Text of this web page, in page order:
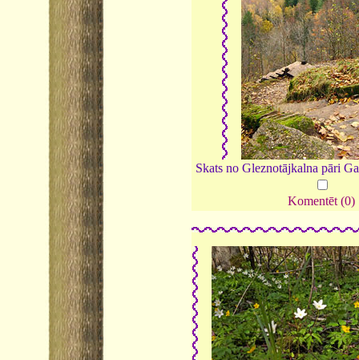
Skats no Gleznotājkalna pāri
Komentēt (0)